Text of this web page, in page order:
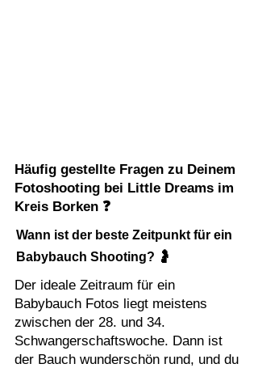
Häufig gestellte Fragen zu Deinem
Fotoshooting bei Little Dreams im
Kreis Borken ❓
Wann ist der beste Zeitpunkt für ein
Babybauch Shooting? 🤰
Der ideale Zeitraum für ein
Babybauch Fotos liegt meistens
zwischen der 28. und 34.
Schwangerschaftswoche. Dann ist
der Bauch wunderschön rund, und du